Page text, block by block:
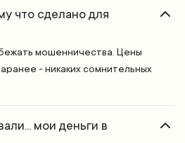
что сделано для
мошенничества. Цены
- никаких сомнительных
мои деньги в